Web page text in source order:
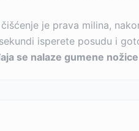
je prava milina,
isperete posudu i
se nalaze gumene